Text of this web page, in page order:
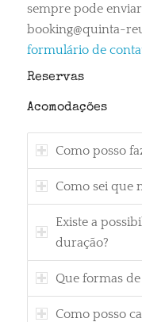
sempre pode
booking@quinta-
formulário de
Reservas
Acomodações
Como posso
Como sei que
Existe a
duração?
Que formas
Como posso